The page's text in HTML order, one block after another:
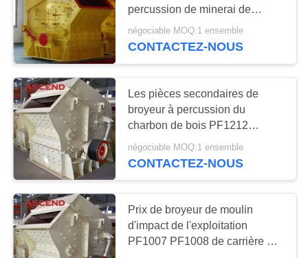
broyeur de broyeur
à boulets
Moulin de meulage
de Raymond
percussion de minerai de
carrière de conducteur écrasant
la machine
négociable MOQ:1 ensemble
CONTACTEZ-NOUS
Les pièces secondaires de
broyeur à percussion du
charbon de bois PF1212
concret gravellent très bien
écraser l'usine
négociable MOQ:1 ensemble
CONTACTEZ-NOUS
Prix de broyeur de moulin
d'impact de l'exploitation
PF1007 PF1008 de carrière de